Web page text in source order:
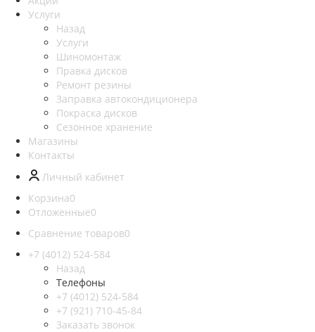
Услуги
Назад
Услуги
Шиномонтаж
Правка дисков
Ремонт резины
Заправка автокондиционера
Покраска дисков
Сезонное хранение
Магазины
Контакты
Личный кабинет
Корзина0
Отложенные0
Сравнение товаров0
+7 (4012) 524-584
Назад
Телефоны
+7 (4012) 524-584
+7 (921) 710-45-84
Заказать звонок